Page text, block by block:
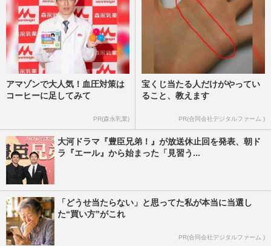
アマゾンで大人気！血圧対策は
コーヒーに足してみて
PR(森永乳業)
宝くじ当たる人だけがやってい
ること、教えます
PR(合同会社デジタルファーム )
大河ドラマ『豊臣兄弟！』が放送休止回を発表、朝ド
ラ『エール』から始まった「見習う...
「どうせ当たらない」と思ってた私が本当に当選し
た“買い方”がこれ
PR(合同会社デジタルファーム )